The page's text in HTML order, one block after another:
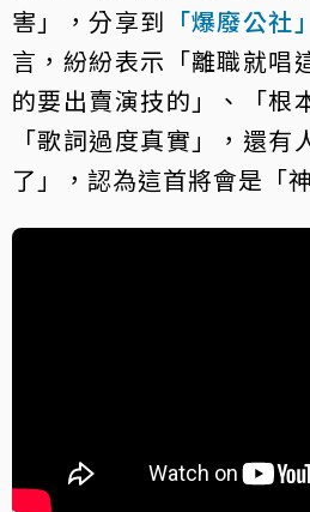
害」，分享到 「爆廢公社」
言，紛紛表示「離職就唱
的要出賣演技的」、「根
「歌詞過度真實」，還
了」，認為這首將會是「